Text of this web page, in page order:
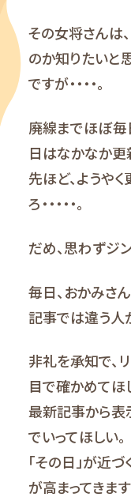
その女将さんは
のか知りたいと
ですが・・・・。
廃線までほぼ毎
日はなかなか更
先ほど、ようや
ろ・・・・・。
だめ、思わずジ
毎日、おかみさ
記事では違う人
非礼を承知で、
目で確かめてほ
最新記事から表
でいってほしい。
「その日」が近
が高まってきます